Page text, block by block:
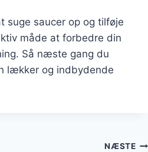
suge saucer op og tilføje
måde at forbedre din
Så næste gang du
lækker og indbydende
NÆSTE